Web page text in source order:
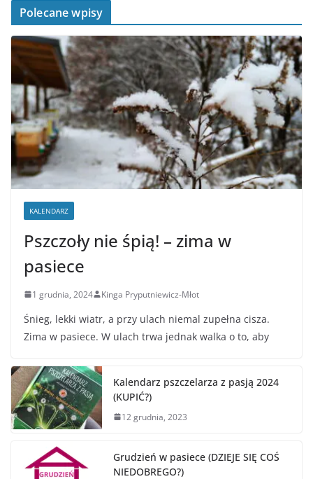
Polecane wpisy
KALENDARZ
Pszczoły nie śpią! – zima w
pasiece
1 grudnia, 2024 Kinga Pryputniewicz-Młot
Śnieg, lekki wiatr, a przy ulach niemal zupełna cisza.
Zima w pasiece. W ulach trwa jednak walka o to, aby
Kalendarz pszczelarza z pasją 2024
(KUPIĆ?)
12 grudnia, 2023
Grudzień w pasiece (DZIEJE SIĘ COŚ
NIEDOBREGO?)